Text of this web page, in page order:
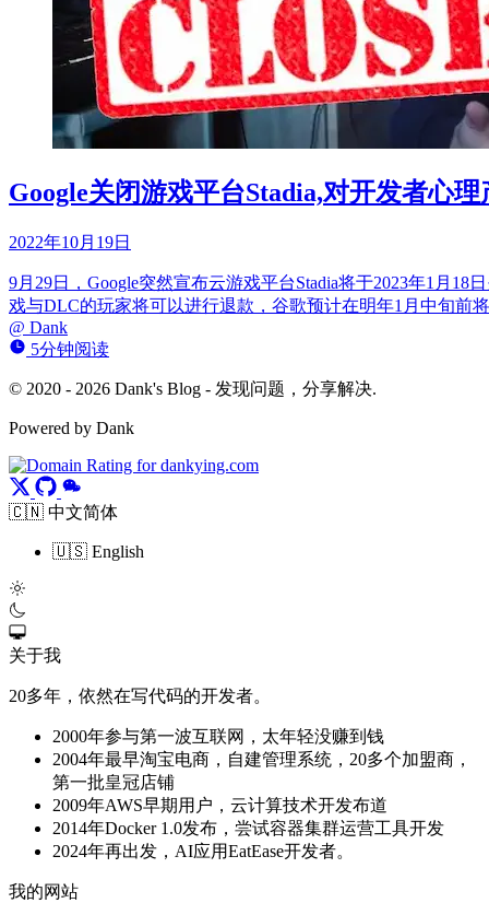
Google关闭游戏平台Stadia,对开发者心
2022年10月19日
9月29日，Google突然宣布云游戏平台Stadia将于2023年1月18
戏与DLC的玩家将可以进行退款，谷歌预计在明年1月中旬前
@ Dank
5分钟阅读
© 2020 - 2026 Dank's Blog - 发现问题，分享解决.
Powered by Dank
🇨🇳 中文简体
🇺🇸 English
关于我
20多年，依然在写代码的开发者。
2000年参与第一波互联网，太年轻没赚到钱
2004年最早淘宝电商，自建管理系统，20多个加盟商，
第一批皇冠店铺
2009年AWS早期用户，云计算技术开发布道
2014年Docker 1.0发布，尝试容器集群运营工具开发
2024年再出发，AI应用EatEase开发者。
我的网站